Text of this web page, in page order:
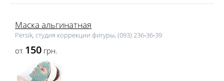
Маска альгинатная
Persik, студия коррекции фигуры, (093) 236‑36‑39
от 150 грн.